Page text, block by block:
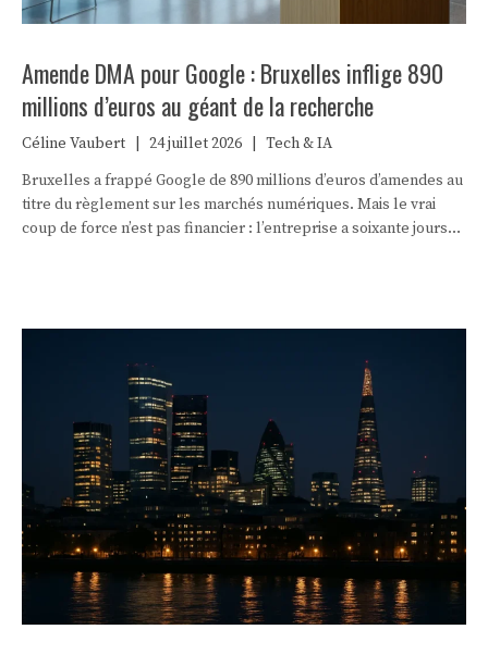
Amende DMA pour Google : Bruxelles inflige 890
millions d’euros au géant de la recherche
Céline Vaubert 24 juillet 2026
Tech & IA
Bruxelles a frappé Google de 890 millions d’euros d’amendes au
titre du règlement sur les marchés numériques. Mais le vrai
coup de force n’est pas financier : l’entreprise a soixante jours